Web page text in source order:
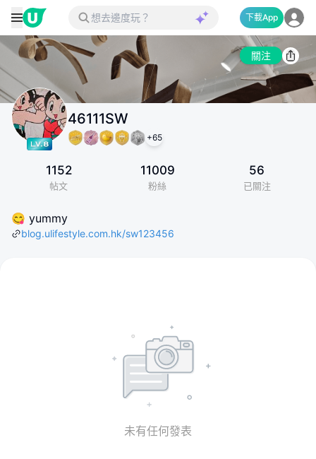
下載App
關注
46111SW
+65
1152
帖文
11009
粉絲
56
已關注
😋 yummy
blog.ulifestyle.com.hk/sw123456
未有任何發表